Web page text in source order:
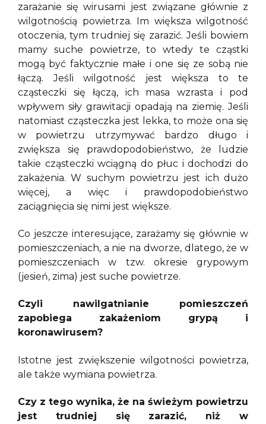
zarażanie się wirusami jest związane głównie z
wilgotnością powietrza. Im większa wilgotność
otoczenia, tym trudniej się zarazić. Jeśli bowiem
mamy suche powietrze, to wtedy te cząstki
mogą być faktycznie małe i one się ze sobą nie
łączą. Jeśli wilgotność jest większa to te
cząsteczki się łączą, ich masa wzrasta i pod
wpływem siły grawitacji opadają na ziemię. Jeśli
natomiast cząsteczka jest lekka, to może ona się
w powietrzu utrzymywać bardzo długo i
zwiększa się prawdopodobieństwo, że ludzie
takie cząsteczki wciągną do płuc i dochodzi do
zakażenia. W suchym powietrzu jest ich dużo
więcej, a więc i prawdopodobieństwo
zaciągnięcia się nimi jest większe.
Co jeszcze interesujące, zarażamy się głównie w
pomieszczeniach, a nie na dworze, dlatego, że w
pomieszczeniach w tzw. okresie grypowym
(jesień, zima) jest suche powietrze.
Czyli nawilgatnianie pomieszczeń
zapobiega zakażeniom grypą i
koronawirusem?
Istotne jest zwiększenie wilgotności powietrza,
ale także wymiana powietrza.
Czy z tego wynika, że na świeżym powietrzu
jest trudniej się zarazić, niż w